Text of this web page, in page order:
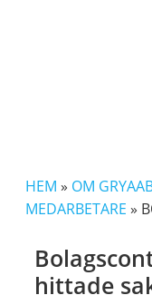
HEM » OM
MEDARBETARE »
hittade